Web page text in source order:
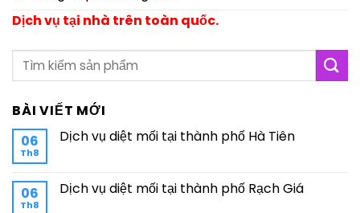
Dịch vụ tại nhà trên toàn quốc.
BÀI VIẾT MỚI
06
Th8
Dịch vụ diệt mối tại thành phố Hà Tiên
06
Th8
Dịch vụ diệt mối tại thành phố Rạch Giá